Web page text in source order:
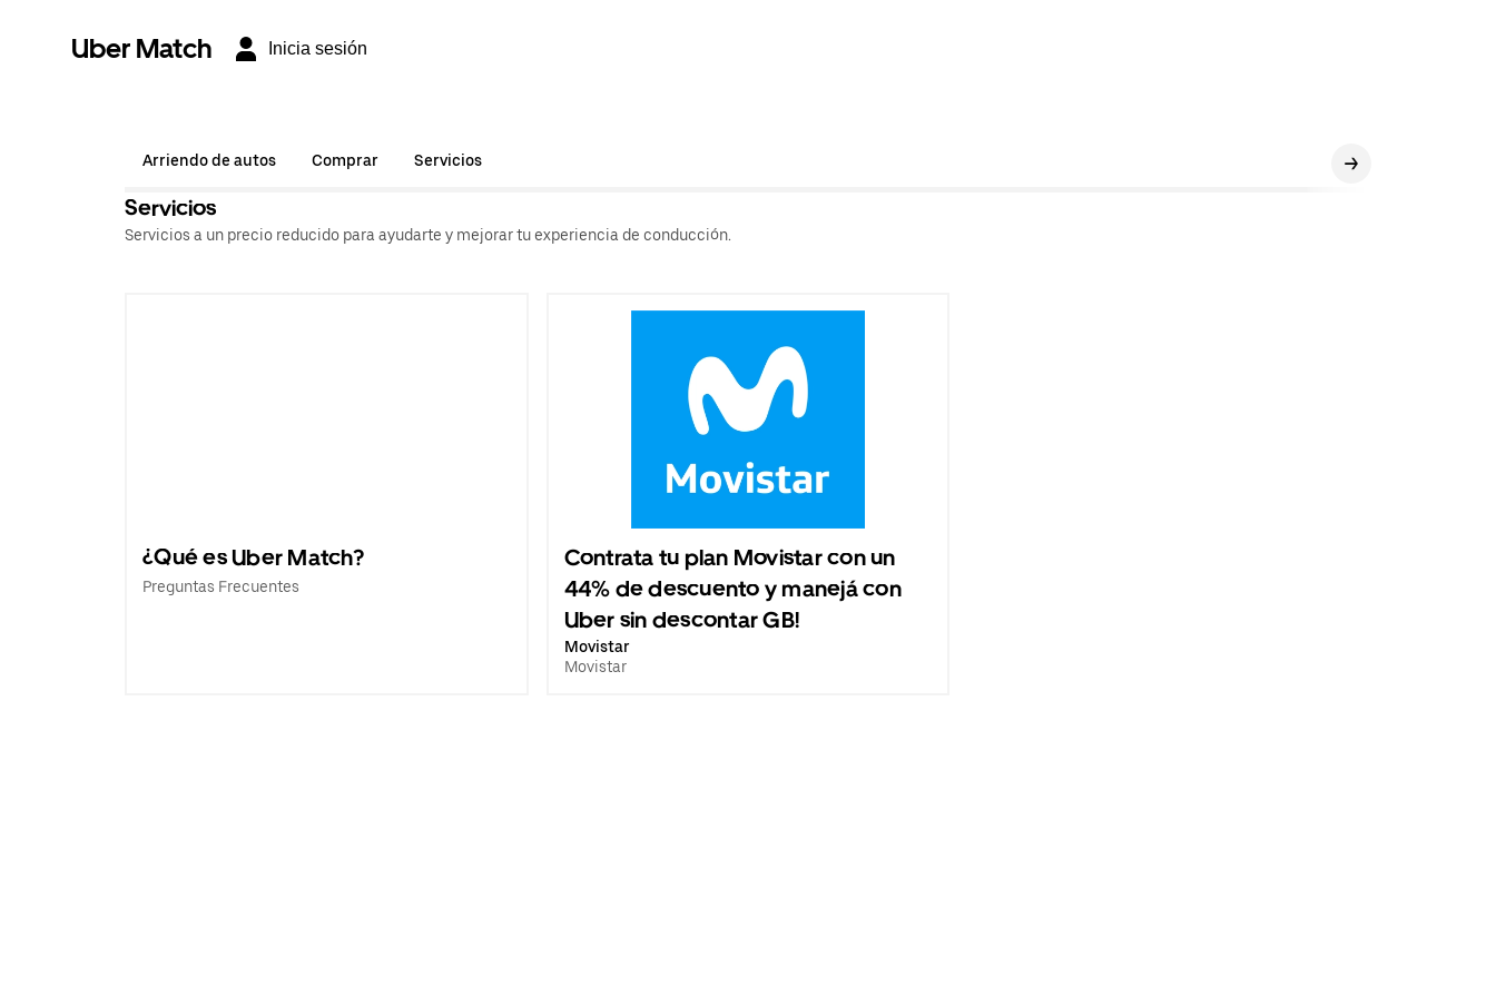
Uber Match Inicia sesión
Arriendo de autos Comprar Servicios
Servicios
Servicios a un precio reducido para ayudarte y mejorar tu experiencia de conducción.
¿Qué es Uber Match?
Preguntas Frecuentes
Contrata tu plan Movistar con un
44% de descuento y manejá con
Uber sin descontar GB!
Movistar
Movistar